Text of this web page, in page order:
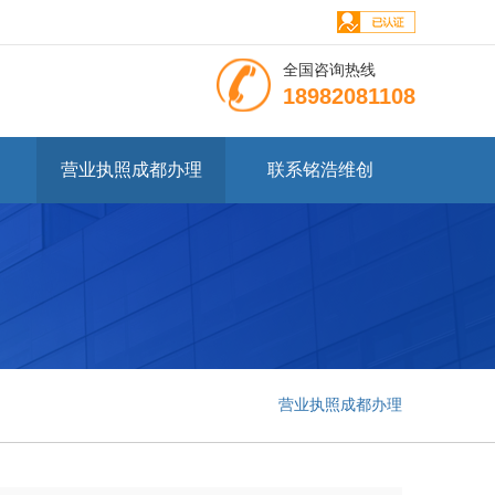
全国咨询热线
18982081108
营业执照成都办理 联系铭浩维创
营业执照成都办理